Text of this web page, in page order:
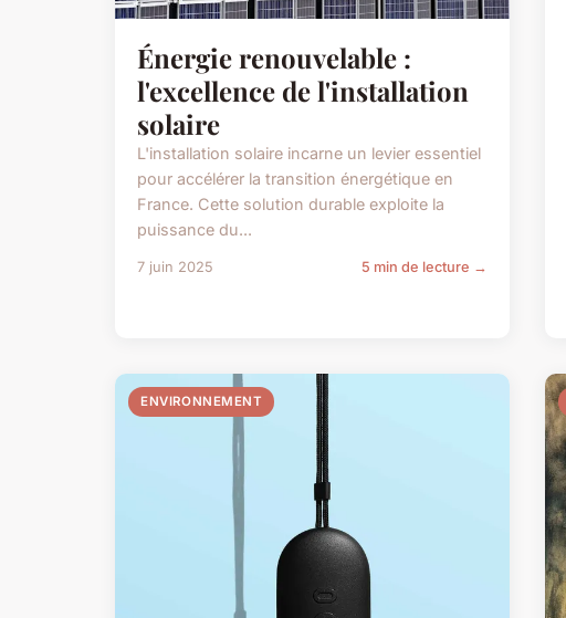
Énergie renouvelable :
l'excellence de l'installation
solaire
L'installation solaire incarne un levier essentiel
pour accélérer la transition énergétique en
France. Cette solution durable exploite la
puissance du...
7 juin 2025 5 min de lecture →
ENVIRONNEMENT